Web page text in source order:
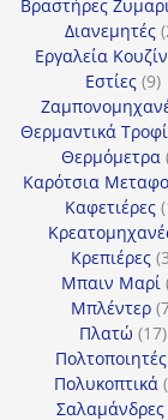
Βραστήρες
Διανεμητές
Εργαλεία
Εστίες 99
Θερμαντικά
Θερμόμετρα
Καρότσια
Καφετιέρες
Κρεπιέρες 3
Μπαιν Μαρί
Μπλέντερ
Πλατώ 1717
Πολτοποιητές
Πολυκοπτικά
Σαλαμάνδρες